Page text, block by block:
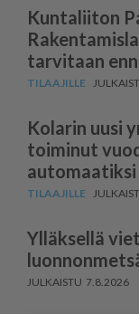
Kuntaliiton
tarvitaan
Kolarin uusi
toiminut
Ylläksellä
7.8.2026